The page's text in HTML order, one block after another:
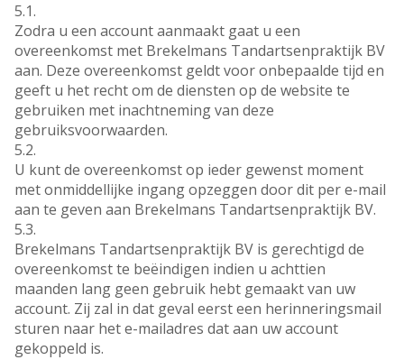
5.1.
Zodra u een account aanmaakt gaat u een
overeenkomst met Brekelmans Tandartsenpraktijk BV
aan. Deze overeenkomst geldt voor onbepaalde tijd en
geeft u het recht om de diensten op de website te
gebruiken met inachtneming van deze
gebruiksvoorwaarden.
5.2.
U kunt de overeenkomst op ieder gewenst moment
met onmiddellijke ingang opzeggen door dit per e-mail
aan te geven aan Brekelmans Tandartsenpraktijk BV.
5.3.
Brekelmans Tandartsenpraktijk BV is gerechtigd de
overeenkomst te beëindigen indien u achttien
maanden lang geen gebruik hebt gemaakt van uw
account. Zij zal in dat geval eerst een herinneringsmail
sturen naar het e-mailadres dat aan uw account
gekoppeld is.